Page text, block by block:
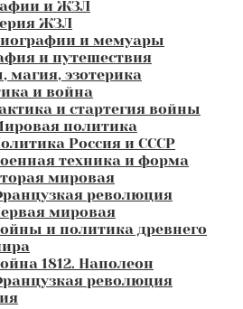
и ЖЗЛ
ЖЗЛ
и мемуары
и путешествия
эзотерика
и война
и стартегия войны
политика
Россия и СССР
техника и форма
мировая
революция
мировая
и политика древнего
1812. Наполеон
революция